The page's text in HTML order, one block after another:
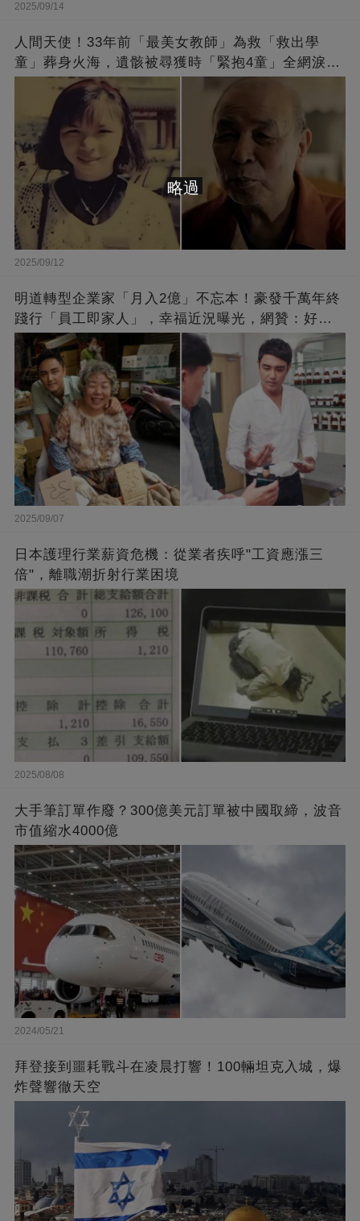
2025/09/14
人間天使！33年前「最美女教師」為救「救出學
童」葬身火海，遺骸被尋獲時「緊抱4童」全網淚
崩：真正的英雄不該被遺忘
2025/09/12
明道轉型企業家「月入2億」不忘本！豪發千萬年終
踐行「員工即家人」，幸福近況曝光，網贊：好老
闆的福報
2025/09/07
日本護理行業薪資危機：從業者疾呼"工資應漲三
倍"，離職潮折射行業困境
2025/08/08
大手筆訂單作廢？300億美元訂單被中國取締，波音
市值縮水4000億
2024/05/21
拜登接到噩耗戰斗在凌晨打響！100輛坦克入城，爆
炸聲響徹天空
略過